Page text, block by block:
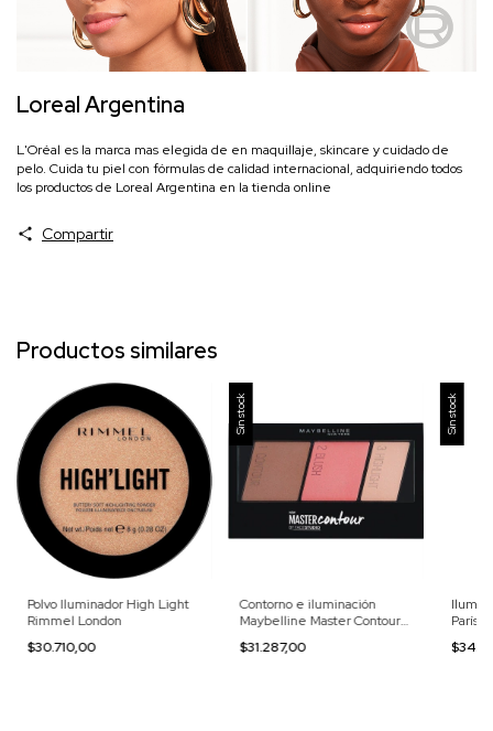
Loreal Argentina
L'Oréal es la marca mas elegida de en maquillaje, skincare y cuidado de
pelo. Cuida tu piel con fórmulas de calidad internacional, adquiriendotodos
los productos de Loreal Argentina en la tienda online
Compartir
Productos similares
Polvo Iluminador High Light
Rimmel London
$30.710,00
Sin stock
Contorno e iluminación
Maybelline Master Contour
$31.287,00
Sin stock
París